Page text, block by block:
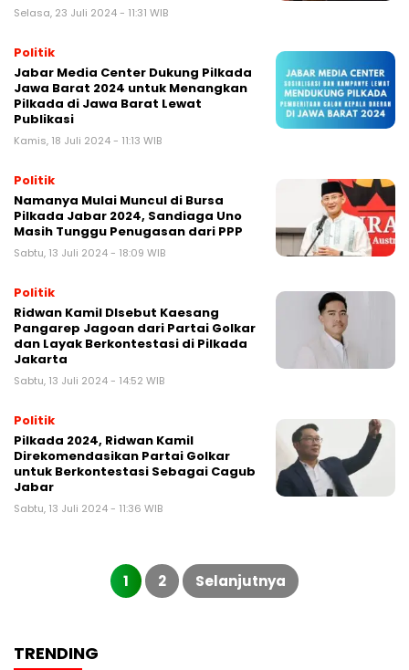
Selasa, 23 Juli 2024 - 11:31 WIB
Politik
Jabar Media Center Dukung Pilkada
Jawa Barat 2024 untuk Menangkan
Pilkada di Jawa Barat Lewat
Publikasi
Kamis, 18 Juli 2024 - 11:13 WIB
Politik
Namanya Mulai Muncul di Bursa
Pilkada Jabar 2024, Sandiaga Uno
Masih Tunggu Penugasan dari PPP
Sabtu, 13 Juli 2024 - 18:09 WIB
Politik
Ridwan Kamil DIsebut Kaesang
Pangarep Jagoan dari Partai Golkar
dan Layak Berkontestasi di Pilkada
Jakarta
Sabtu, 13 Juli 2024 - 14:52 WIB
Politik
Pilkada 2024, Ridwan Kamil
Direkomendasikan Partai Golkar
untuk Berkontestasi Sebagai Cagub
Jabar
Sabtu, 13 Juli 2024 - 11:36 WIB
Paginasi
1 2 Selanjutnya
TRENDING